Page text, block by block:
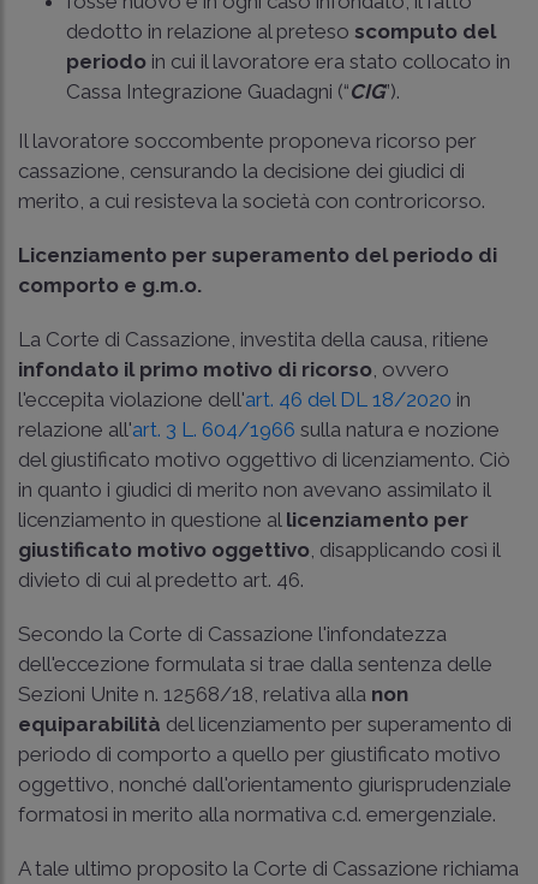
dedotto in relazione al preteso scomputo del
periodo in cui il lavoratore era stato collocato in
Cassa Integrazione Guadagni (“CIG”).
Il lavoratore soccombente proponeva ricorso per
cassazione, censurando la decisione dei giudici di
merito, a cui resisteva la società con controricorso.
Licenziamento per superamento del periodo di
comporto e g.m.o.
La Corte di Cassazione, investita della causa, ritiene
infondato il primo motivo di ricorso , ovvero
l'eccepita violazione dell'art. 46 del DL 18/2020 in
relazione all'art. 3 L. 604/1966 sulla natura e nozione
del giustificato motivo oggettivo di licenziamento. Ciò
in quanto i giudici di merito non avevano assimilato il
licenziamento in questione al licenziamento per
giustificato motivo oggettivo , disapplicando così il
divieto di cui al predetto art. 46.
Secondo la Corte di Cassazione l'infondatezza
dell'eccezione formulata si trae dalla sentenza delle
Sezioni Unite n. 12568/18 , relativa alla non
equiparabilità del licenziamento per superamento di
periodo di comporto a quello per giustificato motivo
oggettivo, nonché dall'orientamento giurisprudenziale
formatosi in merito alla normativa c.d. emergenziale.
A tale ultimo proposito la Corte di Cassazione richiama